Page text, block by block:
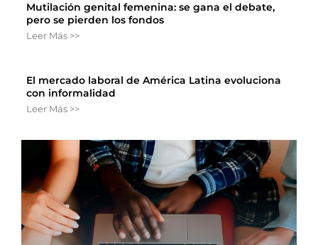
Mutilación genital femenina: se gana el debate,
pero se pierden los fondos
Leer Más >>
El mercado laboral de América Latina evoluciona
con informalidad
Leer Más >>